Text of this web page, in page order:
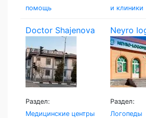
помощь
и клиники
Doctor Shajenova
Раздел:
Медицинские центры
Neyro
Раздел:
Логопеды